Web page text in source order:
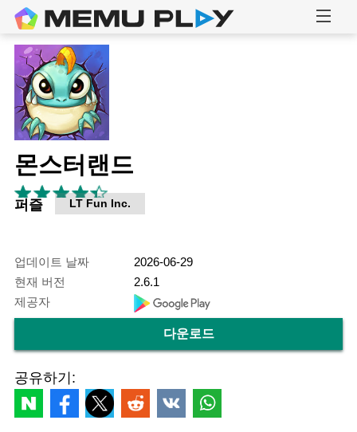
몬스터랜드
퍼즐 LT Fun Inc.
업데이트 날짜
2026-06-29
현재 버전
2.6.1
제공자
다운로드
공유하기: